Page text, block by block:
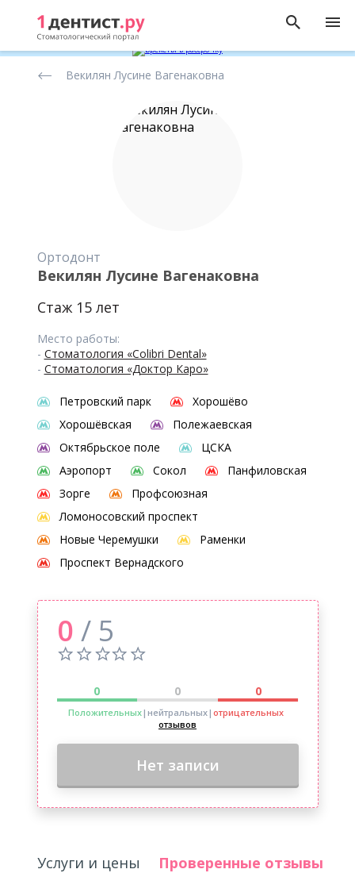
стоматологов
Векилян Лусине Вагенаковна
Ортодонт
Векилян Лусине Вагенаковна
Стаж 15 лет
Место работы:
- Стоматология «Colibri Dental»
- Стоматология «Доктор Каро»
Петровский парк
Хорошёво
Хорошёвская
Полежаевская
Октябрьское поле
ЦСКА
Аэропорт
Сокол
Панфиловская
Зорге
Профсоюзная
Ломоносовский проспект
Новые Черемушки
Раменки
Проспект Вернадского
0 / 5
0 0 0
Положительных|нейтральных| отрицательных
отзывов
Нет записи
Услуги и цены Проверенные отзывы